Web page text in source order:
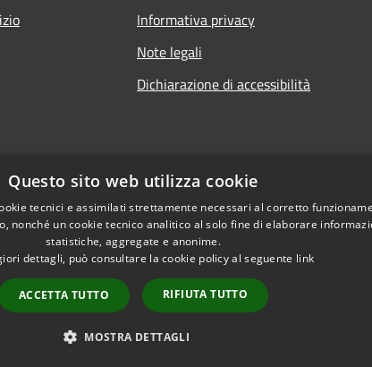
Informativa privacy
Note legali
Dichiarazione di accessibilità
Copyright © 2026 • Comune di
Questo sito web utilizza cookie
tecnici e assimilati strettamente necessari al corretto
nonché un cookie tecnico analitico al solo fine di elaborare
statistiche, aggregate e anonime.
dettagli, può consultare la cookie policy al seguente link
ACCETTA TUTTO RIFIUTA TUTTO
MOSTRA DETTAGLI